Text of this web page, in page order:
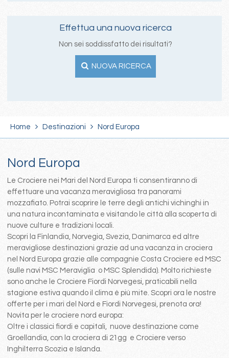
Effettua una nuova ricerca
Non sei soddissfatto dei risultati?
NUOVA RICERCA
Home Destinazioni Nord Europa
Nord Europa
Le Crociere nei Mari del Nord Europa ti consentiranno di
effettuare una vacanza meravigliosa tra panorami
mozzafiato. Potrai scoprire le terre degli antichi vichinghi in
una natura incontaminata e visitando le città alla scoperta di
nuove culture e tradizioni locali.
Scopri la Finlandia, Norvegia, Svezia, Danimarca ed altre
meravigliose destinazioni grazie ad una vacanza in crociera
nel Nord Europa grazie alle compagnie Costa Crociere ed MSC
(sulle navi MSC Meraviglia o MSC Splendida). Molto richieste
sono anche le Crociere Fiordi Norvegesi, praticabili nella
stagione estiva quando il clima è più mite. Scopri ora le nostre
offerte per i mari del Nord e Fiordi Norvegesi, prenota ora!
Novita per le crociere nord europa:
Oltre i classici fiordi e capitali, nuove destinazione come
Groellandia, con la crociera di 21gg e Crociere verso
Inghilterra Scozia e Islanda.